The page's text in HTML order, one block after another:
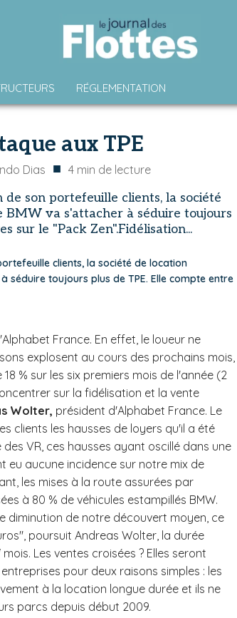
RÉGLEMENTATION
aux TPE
Dias ■ 4 min de lecture
son portefeuille clients, la société
va s'attacher à séduire toujours
sur le "Pack Zen".Fidélisation...
clients, la société de location
séduire toujours plus de TPE. Elle compte entre
France. En effet, le loueur ne
explosent au cours des prochains mois,
% sur les six premiers mois de l'année (2
sur la fidélisation et la vente
Wolter, président d'Alphabet France. Le
clients les hausses de loyers qu'il a été
VR, ces hausses ayant oscillé dans une
eu aucune incidence sur notre mix de
les mises à la route assurées par
à 80 % de véhicules estampillés BMW.
diminution de notre découvert moyen, ce
poursuit Andreas Wolter, la durée
Les ventes croisées ? Elles seront
pour deux raisons simples : les
à la location longue durée et ils ne
parcs depuis début 2009.